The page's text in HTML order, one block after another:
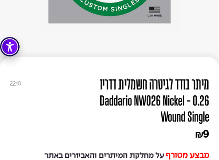
2210
מיתר בודד לגיטרה חשמלית דדריו
0.26 - Daddario NW026 Nickel
Wound Single
₪9
מבצע מטורף על מחלקת המיתרים והאביזרים באתר